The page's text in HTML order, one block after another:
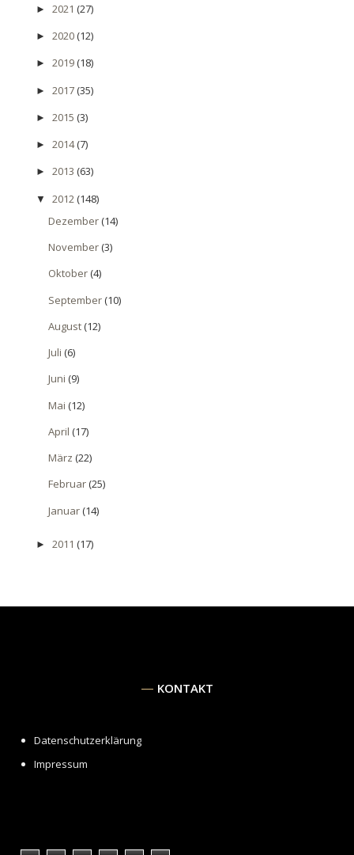
► 2021 (27)
► 2020(12)
► 2019(18)
► 2017(35)
► 2015 (3)
► 2014(7)
► 2013 (63)
▼ 2012(148)
Dezember(14)
November(3)
Oktober(4)
September(10)
August(12)
Juli (6)
Juni (9)
Mai (12)
April (17)
März (22)
Februar(25)
Januar(14)
► 2011 (17)
KONTAKT
Datenschutzerklärung
Impressum